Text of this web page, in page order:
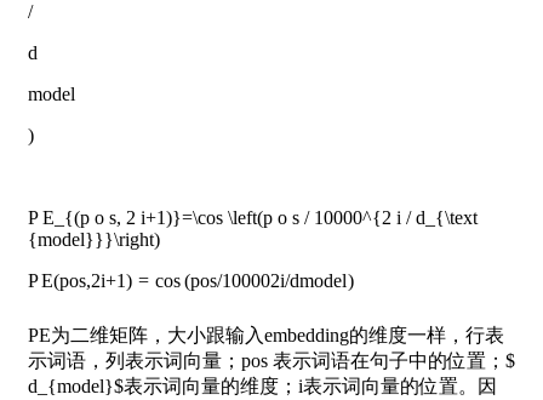
/
d
model
)
P E_{(p o s, 2 i+1)}=\cos \left(p o s / 10000^{2 i / d_{\text
{model}}}\right)​
PE(pos,2i+1) = cos(pos/100002i/dmodel)
PE为二维矩阵，大小跟输入embedding的维度一样，行表
示词语，列表示词向量；pos 表示词语在句子中的位置；$
d_{model}$表示词向量的维度；i表示词向量的位置。因